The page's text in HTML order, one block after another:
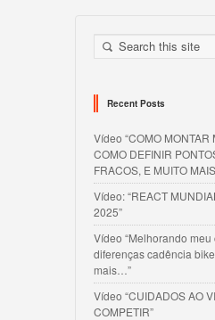
Recent Posts
Vídeo “COMO MONTAR
COMO DEFINIR
FRACOS, E MUITO
Vídeo: “REACT
2025”
Vídeo “Melhorando meu
diferenças cadência
mais…”
Vídeo “CUIDADOS AO
COMPETIR”